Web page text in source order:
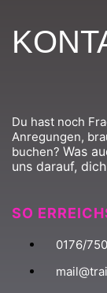
Du hast noch
Anregungen,
buchen? Was
uns darauf,
SO
0176/